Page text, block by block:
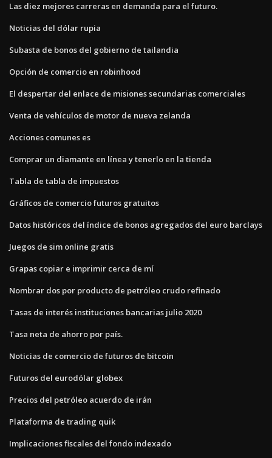
Las diez mejores carreras en demanda para el futuro.
Noticias del dólar rupia
Subasta de bonos del gobierno de tailandia
Opción de comercio en robinhood
El despertar del enlace de misiones secundarias comerciales
Venta de vehículos de motor de nueva zelanda
Acciones comunes es
Comprar un diamante en línea y tenerlo en la tienda
Tabla de tabla de impuestos
Gráficos de comercio futuros gratuitos
Datos históricos del índice de bonos agregados del euro barclays
Juegos de sim online gratis
Grapas copiar e imprimir cerca de mí
Nombrar dos por producto de petróleo crudo refinado
Tasas de interés instituciones bancarias julio 2020
Tasa neta de ahorro por país.
Noticias de comercio de futuros de bitcoin
Futuros del eurodólar globex
Precios del petróleo acuerdo de irán
Plataforma de trading quik
Implicaciones fiscales del fondo indexado